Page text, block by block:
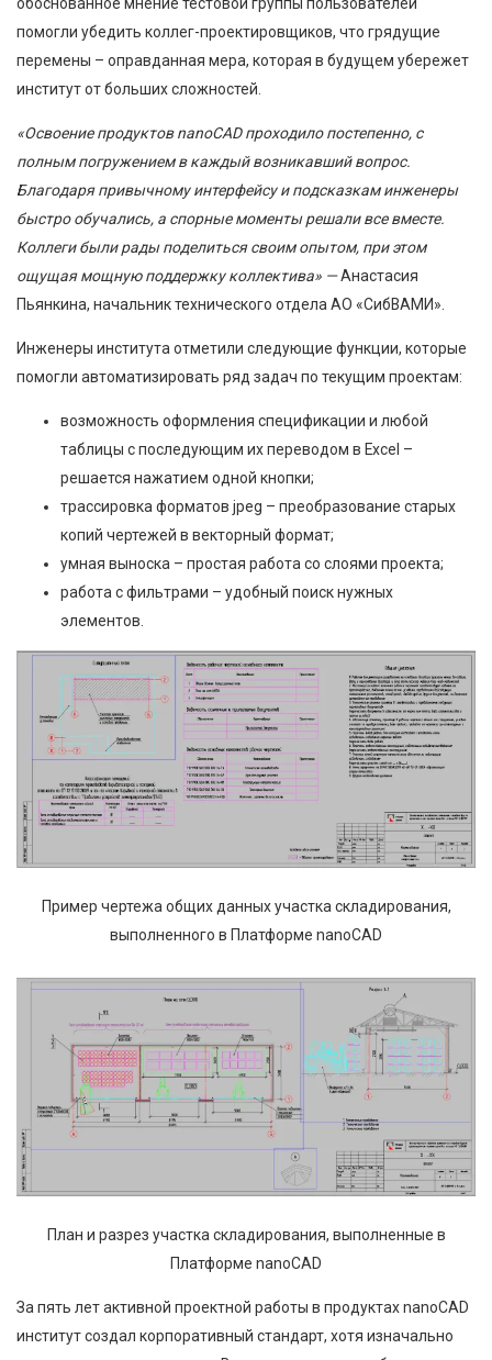
помогли убедить коллег-проектировщиков, что грядущие
перемены – оправданная мера, которая в будущем убережет
институт от больших сложностей.
«Освоение продуктов nanoCAD проходило постепенно, с
полным погружением в каждый возникавший вопрос.
Благодаря привычному интерфейсу и подсказкам инженеры
быстро обучались, а спорные моменты решали все вместе.
Коллеги были рады поделиться своим опытом, при этом
ощущая мощную поддержку коллектива» —Анастасия
Пьянкина, начальник технического отдела АО «СибВАМИ».
Инженеры института отметили следующие функции, которые
помогли автоматизировать ряд задач по текущим проектам:
возможность оформления спецификации и любой
таблицы с последующим их переводом в Excel –
решается нажатием одной кнопки;
трассировка форматов jpeg – преобразование старых
копий чертежей в векторный формат;
умная выноска – простая работа со слоями проекта;
работа с фильтрами – удобный поиск нужных
элементов.
Пример чертежа общих данных участка складирования,
выполненного в Платформе nanoCAD
План и разрез участка складирования, выполненные в
Платформе nanoCAD
За пять лет активной проектной работы в продуктах nanoCAD
институт создал корпоративный стандарт, хотя изначально